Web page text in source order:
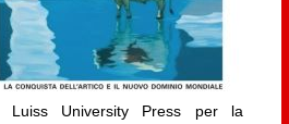
University Press per la